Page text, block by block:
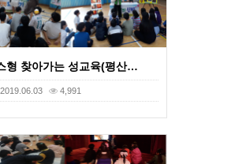
형 찾아가는 성교육(평산…
4,991